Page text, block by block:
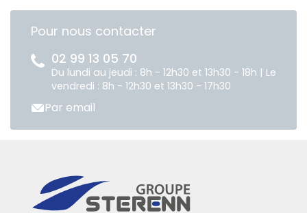
Pour nous contacter
02 99 13 05 70
Du lundi au jeudi : 8h - 12h30 et 13h30 - 18h | Le
vendredi : 8h - 12h30 et 13h30 - 17h30
Par email